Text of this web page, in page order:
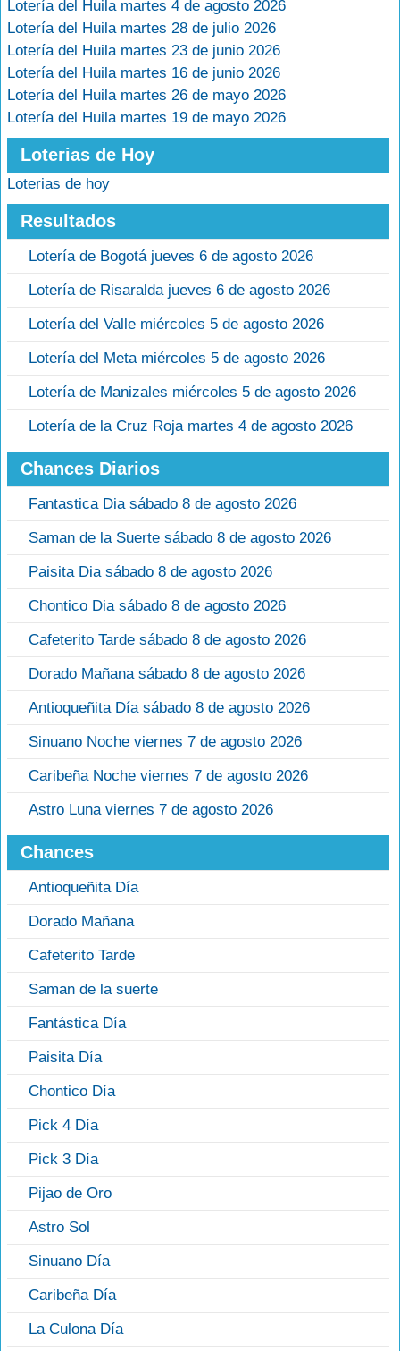
Lotería del Huila martes 4 de agosto 2026
Lotería del Huila martes 28 de julio 2026
Lotería del Huila martes 23 de junio 2026
Lotería del Huila martes 16 de junio 2026
Lotería del Huila martes 26 de mayo 2026
Lotería del Huila martes 19 de mayo 2026
Loterias de Hoy
Loterias de hoy
Resultados
Lotería de Bogotá jueves 6 de agosto 2026
Lotería de Risaralda jueves 6 de agosto 2026
Lotería del Valle miércoles 5 de agosto 2026
Lotería del Meta miércoles 5 de agosto 2026
Lotería de Manizales miércoles 5 de agosto 2026
Lotería de la Cruz Roja martes 4 de agosto 2026
Chances Diarios
Fantastica Dia sábado 8 de agosto 2026
Saman de la Suerte sábado 8 de agosto 2026
Paisita Dia sábado 8 de agosto 2026
Chontico Dia sábado 8 de agosto 2026
Cafeterito Tarde sábado 8 de agosto 2026
Dorado Mañana sábado 8 de agosto 2026
Antioqueñita Día sábado 8 de agosto 2026
Sinuano Noche viernes 7 de agosto 2026
Caribeña Noche viernes 7 de agosto 2026
Astro Luna viernes 7 de agosto 2026
Chances
Antioqueñita Día
Dorado Mañana
Cafeterito Tarde
Saman de la suerte
Fantástica Día
Paisita Día
Chontico Día
Pick 4 Día
Pick 3 Día
Pijao de Oro
Astro Sol
Sinuano Día
Caribeña Día
La Culona Día